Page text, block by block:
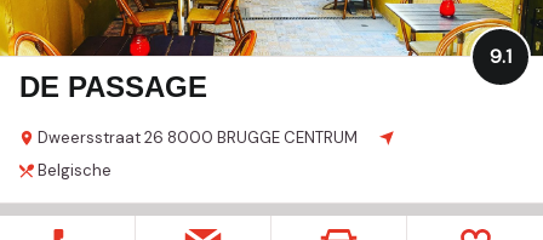
DE PASSAGE
Dweersstraat26 8000 BRUGGE CENTRUM
9.1
Belgische